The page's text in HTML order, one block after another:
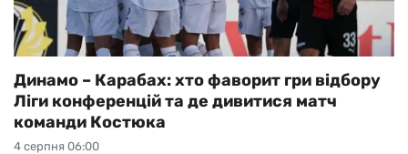
БУКМЕКЕРИ
4 серпня 06:00
Динамо – Карабах: хто фаворит гри відбору
Ліги конференцій та де дивитися матч
команди Костюка